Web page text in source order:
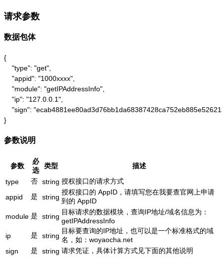
请求参数
数据包体
{
    "type": "get",
    "appid": "1000xxxx",
    "module": "getIPAddressInfo",
    "ip": "127.0.0.1",
"sign":
}
参数说明
参数
必
选
类型
描述
type
否 string 授权接口的请求方式
appid
是 string
授权接口的 AppID，请填写您在我要查官网上申请
到的 AppID
module 是 string
目标请求的数据模块，查询IP地址/域名信息为：
getIPAddressInfo
ip
是 string
目标要查询的IP地址，也可以是一个标准格式的域
名，如：woyaocha.net
sign
是 string 请求凭证，具体计算方式见下面的其他说明